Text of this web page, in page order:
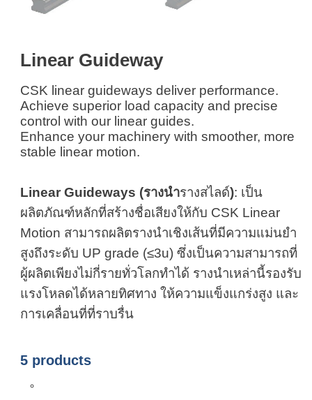
Linear Guideway
CSK linear guideways deliver performance.
Achieve superior load capacity and precise
control with our linear guides.
Enhance your machinery with smoother, more
stable linear motion.
Linear Guideways (รางนำรางสไลด์): เป็น
ผลิตภัณฑ์หลักที่สร้างชื่อเสียงให้กับ CSK Linear
Motion สามารถผลิตรางนำเชิงเส้นที่มีความแม่นยำ
สูงถึงระดับ UP grade (≤3u) ซึ่งเป็นความสามารถที่
ผู้ผลิตเพียงไม่กี่รายทั่วโลกทำได้ รางนำเหล่านี้รองรับ
แรงโหลดได้หลายทิศทาง ให้ความแข็งแกร่งสูง และ
การเคลื่อนที่ที่ราบรื่น
5 products